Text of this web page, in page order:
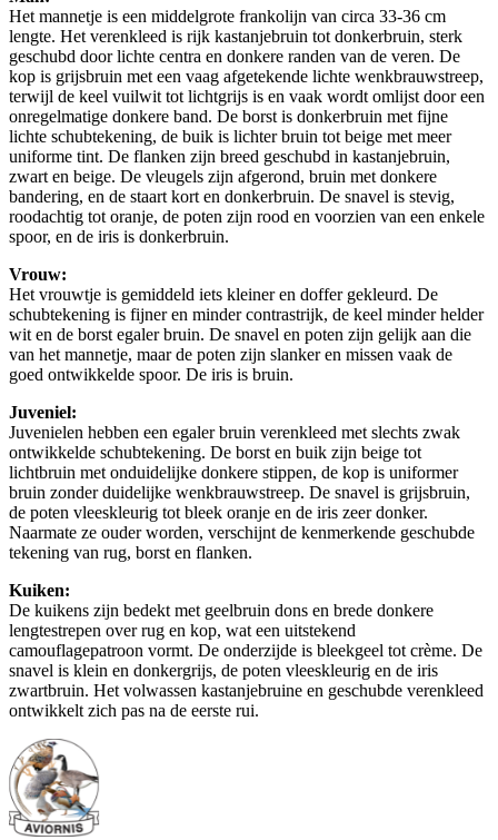
Het mannetje is een middelgrote frankolijn van circa 33-36 cm
lengte. Het verenkleed is rijk kastanjebruin tot donkerbruin, sterk
geschubd door lichte centra en donkere randen van de veren. De
kop is grijsbruin met een vaag afgetekende lichte wenkbrauwstreep,
terwijl de keel vuilwit tot lichtgrijs is en vaak wordt omlijst door een
onregelmatige donkere band. De borst is donkerbruin met fijne
lichte schubtekening, de buik is lichter bruin tot beige met meer
uniforme tint. De flanken zijn breed geschubd in kastanjebruin,
zwart en beige. De vleugels zijn afgerond, bruin met donkere
bandering, en de staart kort en donkerbruin. De snavel is stevig,
roodachtig tot oranje, de poten zijn rood en voorzien van een enkele
spoor, en de iris is donkerbruin.
Vrouw:
Het vrouwtje is gemiddeld iets kleiner en doffer gekleurd. De
schubtekening is fijner en minder contrastrijk, de keel minder helder
wit en de borst egaler bruin. De snavel en poten zijn gelijk aan die
van het mannetje, maar de poten zijn slanker en missen vaak de
goed ontwikkelde spoor. De iris is bruin.
Juveniel:
Juvenielen hebben een egaler bruin verenkleed met slechts zwak
ontwikkelde schubtekening. De borst en buik zijn beige tot
lichtbruin met onduidelijke donkere stippen, de kop is uniformer
bruin zonder duidelijke wenkbrauwstreep. De snavel is grijsbruin,
de poten vleeskleurig tot bleek oranje en de iris zeer donker.
Naarmate ze ouder worden, verschijnt de kenmerkende geschubde
tekening van rug, borst en flanken.
Kuiken:
De kuikens zijn bedekt met geelbruin dons en brede donkere
lengtestrepen over rug en kop, wat een uitstekend
camouflagepatroon vormt. De onderzijde is bleekgeel tot crème. De
snavel is klein en donkergrijs, de poten vleeskleurig en de iris
zwartbruin. Het volwassen kastanjebruine en geschubde verenkleed
ontwikkelt zich pas na de eerste rui.